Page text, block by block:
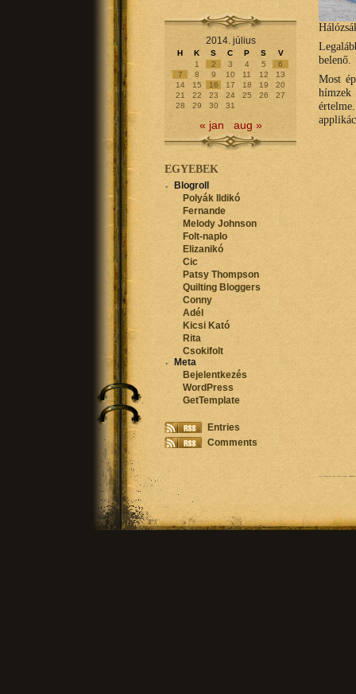
belenő.
Most
hímzek
2014. július
H K S C P S
V
1
2 3 4 5
6
7
8 9 10 11 12
13
14
15 16 17 18 19
20
21
22 23 24 25 26
27
28
29 30 31
« jan aug »
EGYEBEK
Blogroll
Polyák Ildikó
Fernande
Melody Johnson
Folt-naplo
Elizanikó
Cic
Patsy Thompson
Quilting Bloggers
Conny
Adél
Kicsi Kató
Rita
Csokifolt
Meta
Bejelentkezés
WordPress
GetTemplate
Entries
Comments